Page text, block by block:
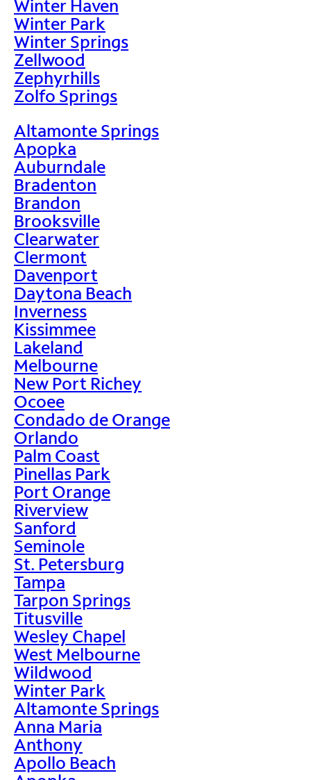
Winter Haven
Winter Park
Winter Springs
Zellwood
Zephyrhills
Zolfo Springs
Altamonte Springs
Apopka
Auburndale
Bradenton
Brandon
Brooksville
Clearwater
Clermont
Davenport
Daytona Beach
Inverness
Kissimmee
Lakeland
Melbourne
New Port Richey
Ocoee
Condado de Orange
Orlando
Palm Coast
Pinellas Park
Port Orange
Riverview
Sanford
Seminole
St. Petersburg
Tampa
Tarpon Springs
Titusville
Wesley Chapel
West Melbourne
Wildwood
Winter Park
Altamonte Springs
Anna Maria
Anthony
Apollo Beach